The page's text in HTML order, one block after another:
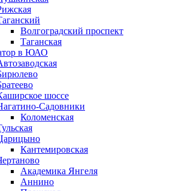
Волгоградский проспект
Таганская
в ЮАО
шоссе
Садовники
Коломенская
Кантемировская
Академика Янгеля
Аннино